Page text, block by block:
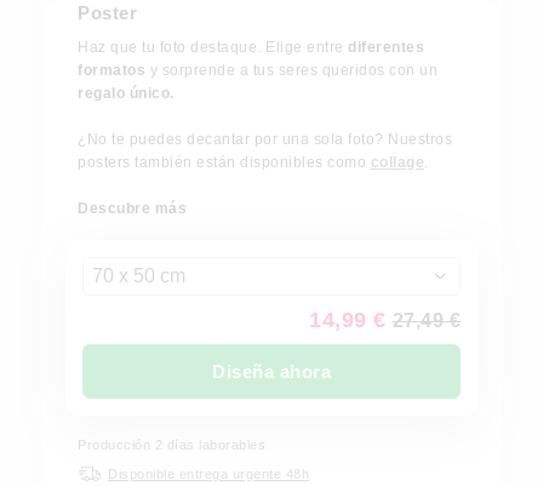
Poster
Haz que tu foto destaque. Elige entre diferentes
formatos y sorprende a tus seres queridos con un
regalo único.
¿No te puedes decantar por una sola foto? Nuestros
posters también están disponibles como collage.
Descubre más
70 x 50 cm
14,99 € 27,49 €
Diseña ahora
Producción 2 días laborables
Disponible entrega urgente 48h